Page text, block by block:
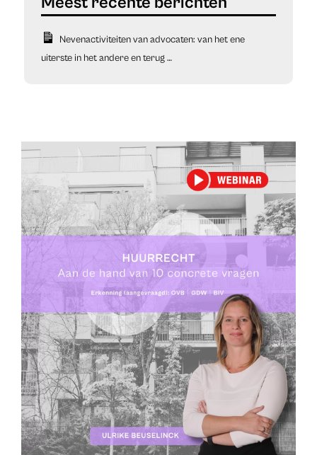
Nevenactiviteiten van advocaten: van het ene
uiterste in het andere en terug …